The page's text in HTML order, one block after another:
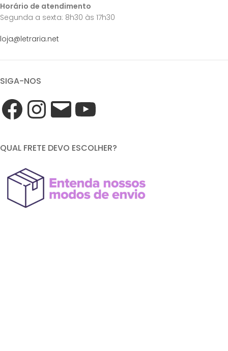
Horário de atendimento
Segunda a sexta: 8h30 às 17h30
loja@letraria.net
SIGA-NOS
QUAL FRETE DEVO ESCOLHER?